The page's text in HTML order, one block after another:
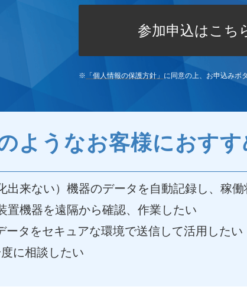
参加申込はこち
※ 「個人情報の保護方針」 に同意の上、お申込みボ
ようなお客様におす
出来ない）機器のデータを自動記録し、稼
置機器を遠隔から確認、作業したい
ータをセキュアな環境で送信して活用したい
に相談したい